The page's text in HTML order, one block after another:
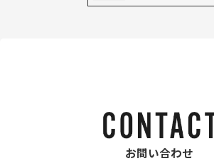
お問い合わせ